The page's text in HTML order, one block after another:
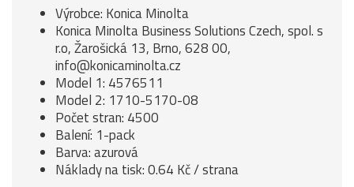
Výrobce: Konica Minolta
Konica Minolta Business Solutions Czech, spol. s
r.o, Žarošická 13, Brno, 628 00,
info@konicaminolta.cz
Model 1: 4576511
Model 2: 1710-5170-08
Počet stran: 4500
Balení: 1-pack
Barva: azurová
Náklady na tisk: 0.64 Kč / strana